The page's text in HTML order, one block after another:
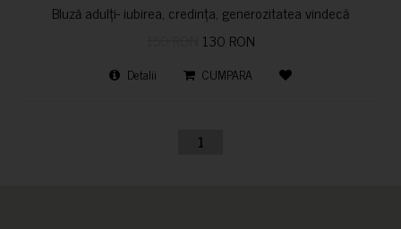
Bluză adulți- iubirea, credința, generozitatea vindecă
130 RON
Detalii CUMPARA
1